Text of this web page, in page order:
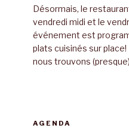
Désormais, le
vendredi midi et le
événement est
plats cuisinés sur
nous trouvons
AGENDA